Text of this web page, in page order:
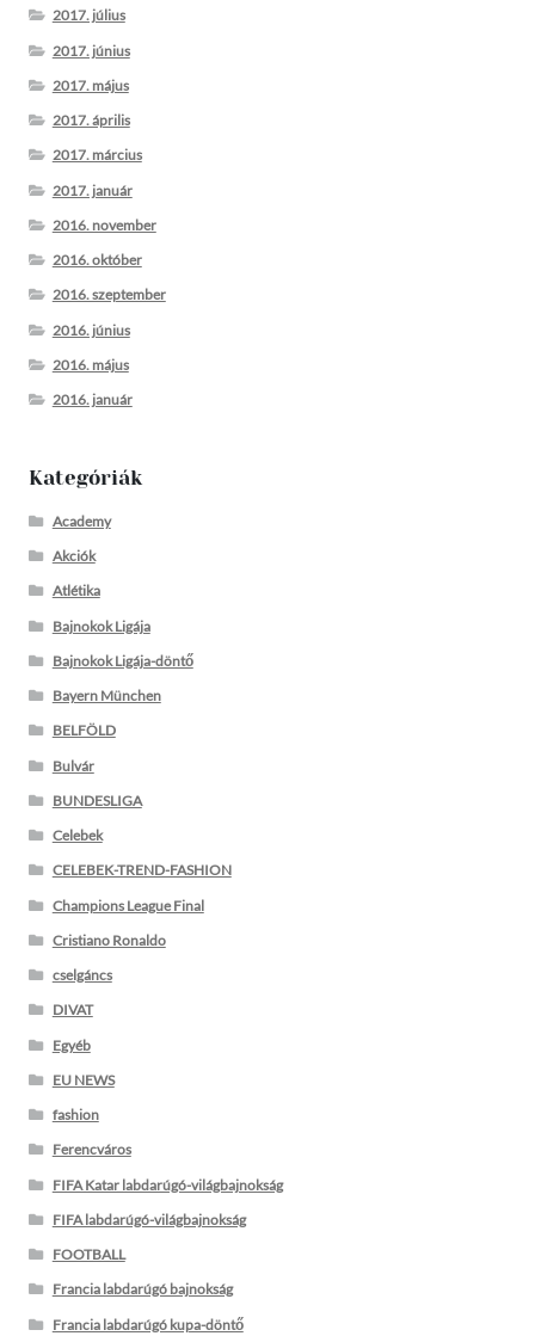
2017. július
2017. június
2017. május
2017. április
2017. március
2017. január
2016. november
2016. október
2016. szeptember
2016. június
2016. május
2016. január
Kategóriák
Academy
Akciók
Atlétika
Bajnokok Ligája
Bajnokok Ligája-döntő
Bayern München
BELFÖLD
Bulvár
BUNDESLIGA
Celebek
CELEBEK-TREND-FASHION
Champions League Final
Cristiano Ronaldo
cselgáncs
DIVAT
Egyéb
EU NEWS
fashion
Ferencváros
FIFA Katar labdarúgó-világbajnokság
FIFA labdarúgó-világbajnokság
FOOTBALL
Francia labdarúgó bajnokság
Francia labdarúgó kupa-döntő